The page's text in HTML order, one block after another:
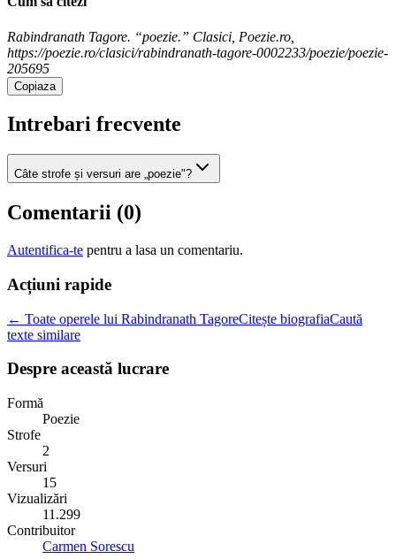
Rabindranath Tagore. “poezie.” Clasici, Poezie.ro,
https://poezie.ro/clasici/rabindranath-tagore-0002233/poezie/poezie-
205695
Copiaza
Intrebari frecvente
Câte strofe și versuri are „poezie"?
Comentarii (0)
Autentifica-te pentru a lasa un comentariu.
Acțiuni rapide
← Toate operele lui Rabindranath TagoreCitește biografiaCaută
texte similare
Despre această lucrare
Formă
Poezie
Strofe
2
Versuri
15
Vizualizări
11.299
Contribuitor
Carmen Sorescu